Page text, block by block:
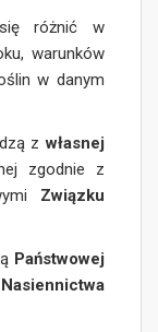
różnić w
warunków
w danym
zwłasnej
zgodnie z
Związku
Państwowej